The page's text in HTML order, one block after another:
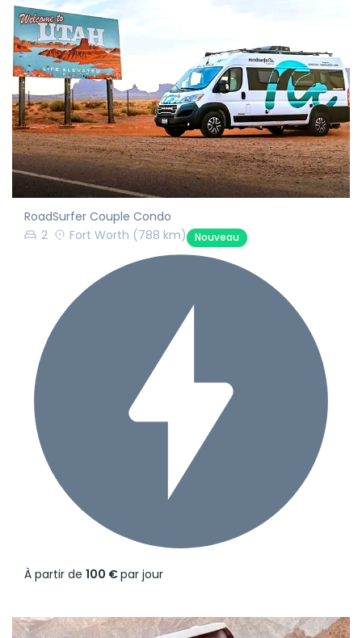
RoadSurfer Couple Condo
2
Fort Worth (788 km) Nouveau
À partir de 100 €par jour